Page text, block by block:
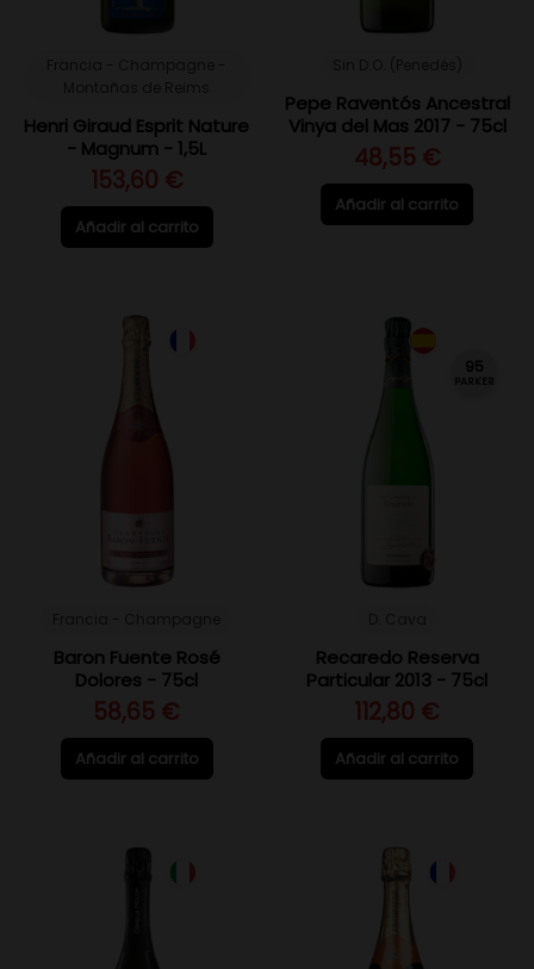
Henri Giraud Esprit Nature
- Magnum - 1,5L
153,60 €
Añadir al carrito
Pepe Raventós Ancestral
Vinya del Mas 2017 - 75cl
48,55 €
Añadir al carrito
Baron Fuente Rosé
Dolores - 75cl
58,65 €
Añadir al carrito
95
PARKER
Recaredo Reserva
Particular 2013 - 75cl
112,80 €
Añadir al carrito